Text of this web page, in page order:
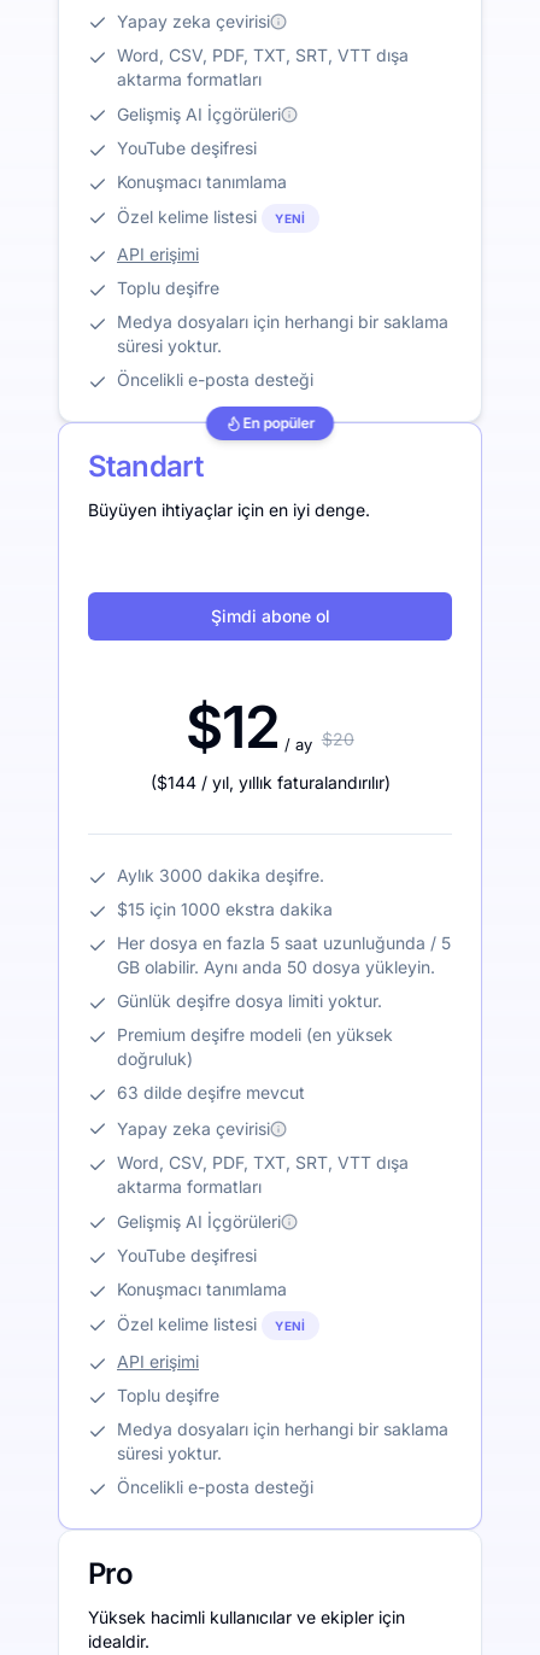
Yapay zeka çevirisi
Word, CSV, PDF, TXT, SRT, VTT dışa
aktarma formatları
Gelişmiş AI İçgörüleri
YouTube deşifresi
Konuşmacı tanımlama
Özel kelime listesi
YENI
API erişimi
Toplu deşifre
Medya dosyaları için herhangi bir saklama
süresi yoktur.
Öncelikli e-posta desteği
En popüler
Standart
Büyüyen ihtiyaçlar için en iyi denge.
Şimdi abone ol
$12 / ay $20
($144 / yıl, yıllık faturalandırılır)
Aylık 3000 dakika deşifre.
$15 için 1000 ekstra dakika
Her dosya en fazla 5 saat uzunluğunda / 5
GB olabilir. Aynı anda 50 dosya yükleyin.
Günlük deşifre dosya limiti yoktur.
Premium deşifre modeli (en yüksek
doğruluk)
63 dilde deşifre mevcut
Yapay zeka çevirisi
Word, CSV, PDF, TXT, SRT, VTT dışa
aktarma formatları
Gelişmiş AI İçgörüleri
YouTube deşifresi
Konuşmacı tanımlama
Özel kelime listesi
YENI
API erişimi
Toplu deşifre
Medya dosyaları için herhangi bir saklama
süresi yoktur.
Öncelikli e-posta desteği
Pro
Yüksek hacimli kullanıcılar ve ekipler için
idealdir.